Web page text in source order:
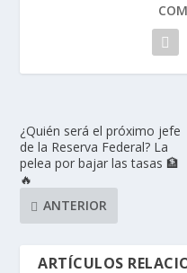
¿Quién será el próximo jefe
de la Reserva Federal? La
pelea por bajar las tasas 🏦
🔥
ANTERIOR
ARTÍCULOS